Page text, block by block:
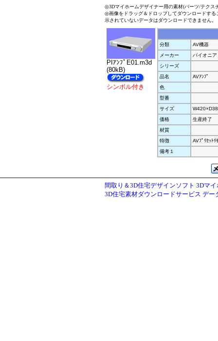
◎3Dマイホームデザイナー用の素材(パーツ/テクス
◎画像をドラッグ＆ドロップしてダウンロードす
示されていないデータはダウンロードできません。
PIｱﾝﾌﾟE01.m3d
(80kB)
シンボル付き
分類
AV機器
メーカー
パイオニア
シリーズ
品名
AVｱﾝﾌﾟ
色
型番
サイズ
価格
生産終了
材質
特徴
AVﾌﾟﾘｾｯﾄﾘ
備考１
間取り＆3D住宅デザインソフト 3Dマ
3D住宅素材ダウンロードサービス デー